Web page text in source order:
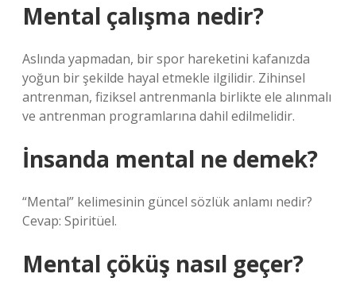
Mental çalışma nedir?
Aslında yapmadan, bir spor hareketini kafanızda
yoğun bir şekilde hayal etmekle ilgilidir. Zihinsel
antrenman, fiziksel antrenmanla birlikte ele alınmalı
ve antrenman programlarına dahil edilmelidir.
İnsanda mental ne demek?
“Mental” kelimesinin güncel sözlük anlamı nedir?
Cevap: Spiritüel.
Mental çöküş nasıl geçer?